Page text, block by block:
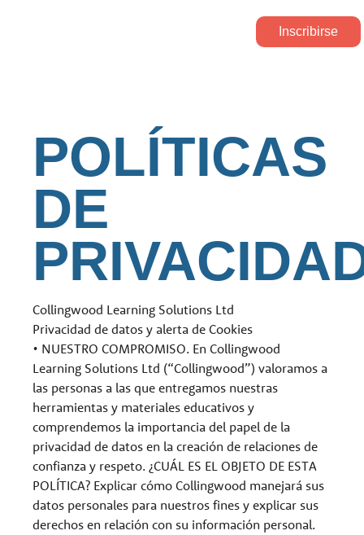
Inscribirse
POLÍTICAS
DE
Collingwood Learning Solutions Ltd
Privacidad de datos y alerta de Cookies
• NUESTRO COMPROMISO. En Collingwood
Learning Solutions Ltd (“Collingwood”) valoramos a
las personas a las que entregamos nuestras
herramientas y materiales educativos y
comprendemos la importancia del papel de la
privacidad de datos en la creación de relaciones de
confianza y respeto. ¿CUÁL ES EL OBJETO DE ESTA
POLÍTICA? Explicar cómo Collingwood manejará sus
datos personales para nuestros fines y explicar sus
derechos en relación con su información personal.